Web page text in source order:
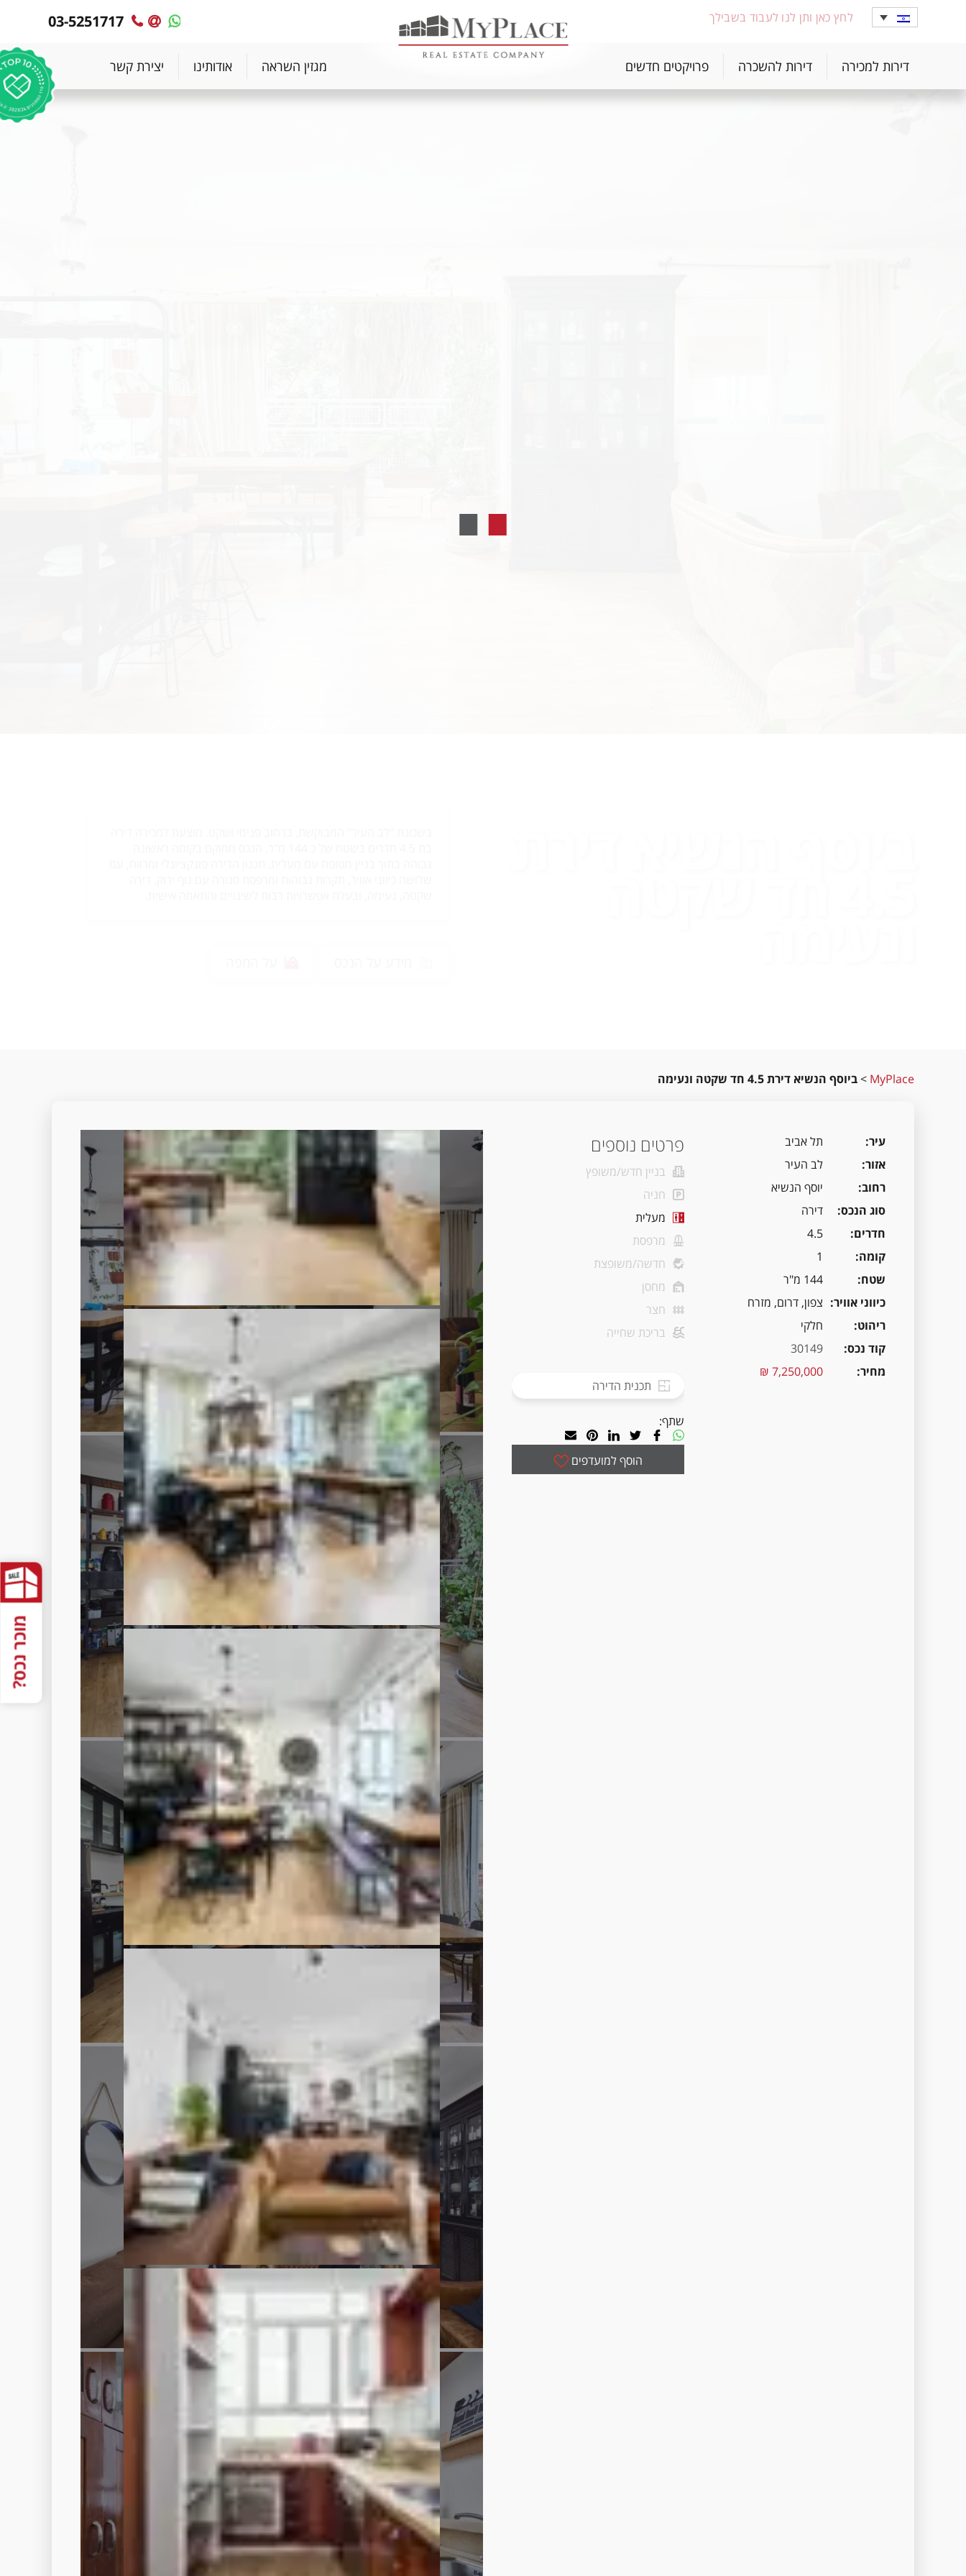
לחץ כאן ותן לנו לעבוד בשבילך
MyPlace
MyPlace
עימנו
קשר
03-5251717
דירות למכירה דירות להשכרה פרויקטים חדשים מגזין השראה אודותינו יצירת קשר
MyPlace
>ביוסף הנשיא דירת 4.5 חד שקטה ונעימה
עיר
תל אביב
אזור
לב העיר
רחוב
יוסף הנשיא
סוג הנכס
דירה
חדרים
4.5
קומה
1
שטח
144 מ"ר
כיווני אוויר
צפון, דרום, מזרח
ריהוט
חלקי
קוד נכס
30149
מחיר
7,250,000 ₪
פרטים נוספים
בניין חדש/משופץ
חניה
מעלית
מרפסת
חדשה/משופצת
מחסן
חצר
בריכת שחייה
תכנית הדירה
שתף:
הוסף למועדפים
מוכר נכס?